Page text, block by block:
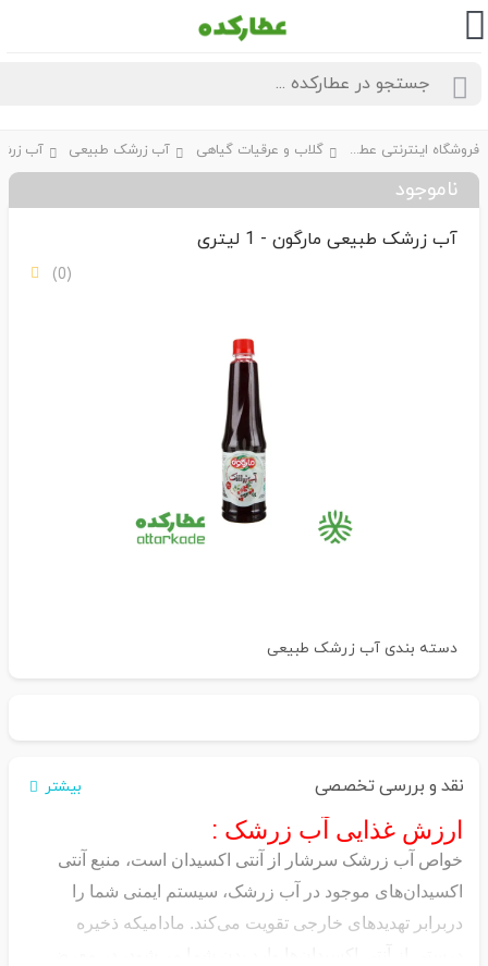
فروشگاه اینترنتی عطارکده گلاب و عرقیات گیاهی آب زرشک طبیعی
ناموجود
آب زرشک طبیعی مارگون - 1 لیتری
دسته بندیآب زرشک طبیعی
نقد و بررسی تخصصی بیشتر
ارزش غذایی آب زرشک :
خواص آب زرشک سرشار از آنتی اکسیدان است، منبع آنتی
اکسیدان‌های موجود در آب زرشک، سیستم ایمنی شما را
دربرابر تهدیدهای خارجی تقویت می‌کند. مادامیکه ذخیره